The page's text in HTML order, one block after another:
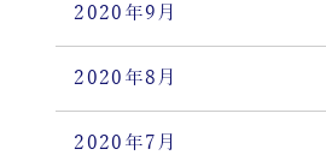
2020年9月
2020年8月
2020年7月